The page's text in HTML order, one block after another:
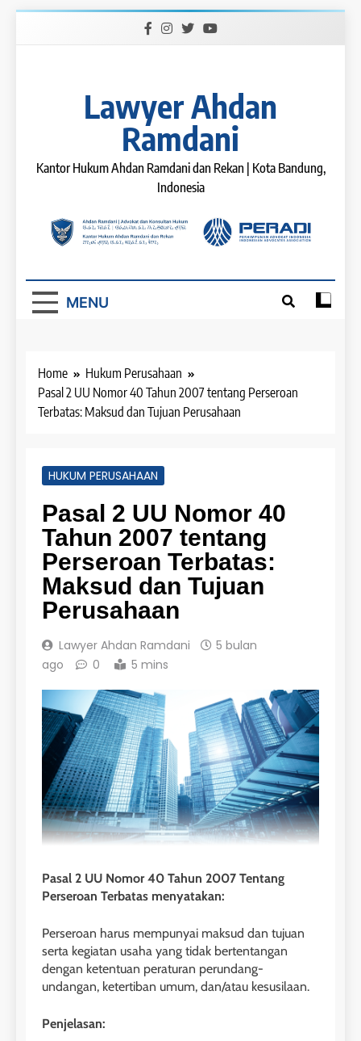
Lawyer Ahdan
Ramdani
Kantor Hukum Ahdan Ramdani dan Rekan | Kota Bandung,
Indonesia
MENU
Home
Hukum Perusahaan
Pasal 2 UU Nomor 40 Tahun 2007 tentang Perseroan
Terbatas: Maksud dan Tujuan Perusahaan
HUKUM PERUSAHAAN
Pasal 2 UU Nomor 40
Tahun 2007 tentang
Perseroan Terbatas:
Maksud dan Tujuan
Perusahaan
Lawyer Ahdan Ramdani
5 bulan
ago
0 5 mins
Pasal 2 UU Nomor 40 Tahun 2007 Tentang
Perseroan Terbatas menyatakan:
Perseroan harus mempunyai maksud dan tujuan
serta kegiatan usaha yang tidak bertentangan
dengan ketentuan peraturan perundang-
undangan, ketertiban umum, dan/atau kesusilaan.
Penjelasan: